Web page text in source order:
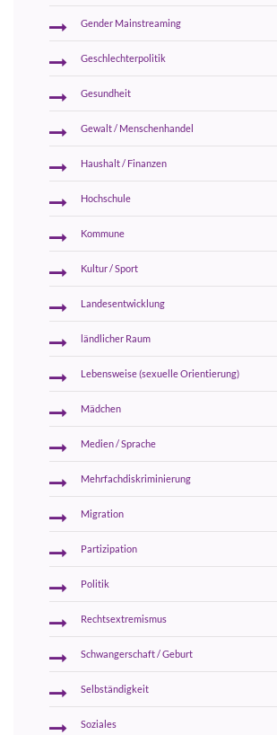
Gender Mainstreaming
Geschlechterpolitik
Gesundheit
Gewalt / Menschenhandel
Haushalt / Finanzen
Hochschule
Kommune
Kultur / Sport
Landesentwicklung
ländlicher Raum
Lebensweise (sexuelle Orientierung)
Mädchen
Medien / Sprache
Mehrfachdiskriminierung
Migration
Partizipation
Politik
Rechtsextremismus
Schwangerschaft / Geburt
Selbständigkeit
Soziales